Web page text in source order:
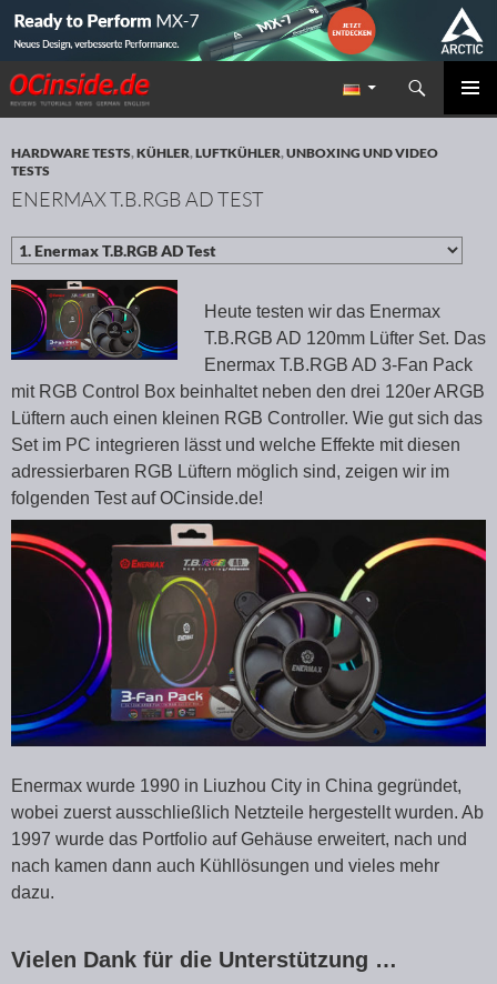
Redaktion ocinside.de PC Hardware Portal
Suchen
ZUM INHALT SPRINGEN
HARDWARE TESTS,KÜHLER,LUFTKÜHLER,UNBOXING UND VIDEO
TESTS
ENERMAX T.B.RGB AD TEST
Heute testen wir das Enermax
T.B.RGB AD 120mm Lüfter Set. Das
Enermax T.B.RGB AD 3-Fan Pack
mit RGB Control Box beinhaltet neben den drei 120er ARGB
Lüftern auch einen kleinen RGB Controller. Wie gut sich das
Set im PC integrieren lässt und welche Effekte mit diesen
adressierbaren RGB Lüftern möglich sind, zeigen wir im
folgenden Test auf OCinside.de!
Enermax wurde 1990 in Liuzhou City in China gegründet,
wobei zuerst ausschließlich Netzteile hergestellt wurden. Ab
1997 wurde das Portfolio auf Gehäuse erweitert, nach und
nach kamen dann auch Kühllösungen und vieles mehr
dazu.
Vielen Dank für die Unterstützung …